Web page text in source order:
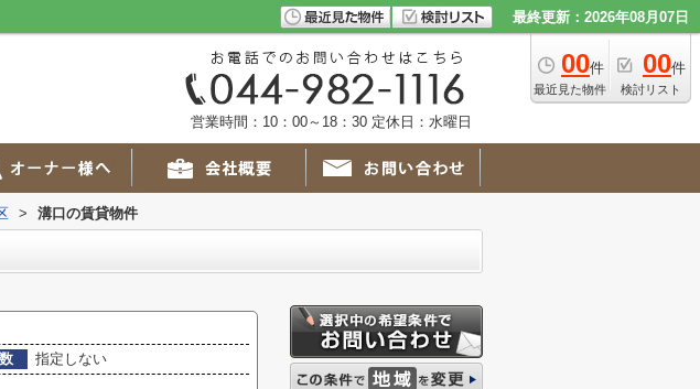
最終更新：2026年08月07日
00件
最近見た物件
00件
検討リスト
営業時間：10：00～18：30 定休日：水曜日
> 溝口の賃貸物件
指定しない